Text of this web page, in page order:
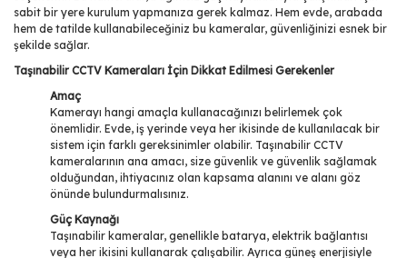
sabit bir yere kurulum yapmanıza gerek kalmaz. Hem evde, arabada
hem de tatilde kullanabileceğiniz bu kameralar, güvenliğinizi esnek bir
şekilde sağlar.
Taşınabilir CCTV Kameraları İçin Dikkat Edilmesi Gerekenler
Amaç
Kamerayı hangi amaçla kullanacağınızı belirlemek çok
önemlidir. Evde, iş yerinde veya her ikisinde de kullanılacak bir
sistem için farklı gereksinimler olabilir. Taşınabilir CCTV
kameralarının ana amacı, size güvenlik ve güvenlik sağlamak
olduğundan, ihtiyacınız olan kapsama alanını ve alanı göz
önünde bulundurmalısınız.
Güç Kaynağı
Taşınabilir kameralar, genellikle batarya, elektrik bağlantısı
veya her ikisini kullanarak çalışabilir. Ayrıca güneş enerjisiyle